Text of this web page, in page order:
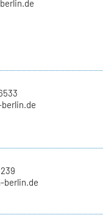
berlin.de